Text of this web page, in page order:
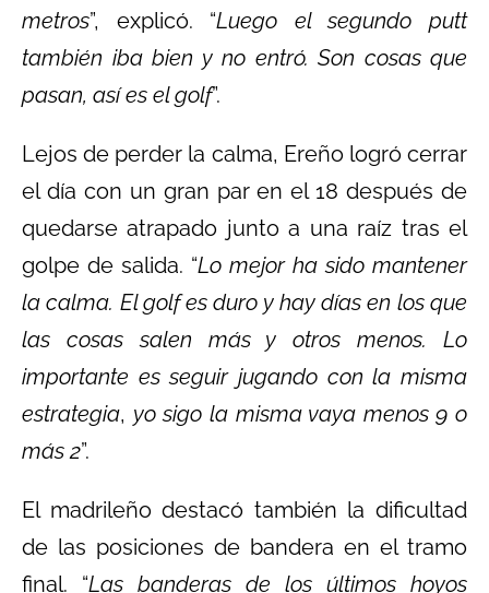
metros”, explicó. “Luego el segundo putt
también iba bien y no entró. Son cosas que
pasan, así es el golf”.
Lejos de perder la calma, Ereño logró cerrar
el día con un gran par en el 18 después de
quedarse atrapado junto a una raíz tras el
golpe de salida. “Lo mejor ha sido mantener
la calma. El golf es duro y hay días en los que
las cosas salen más y otros menos. Lo
importante es seguir jugando con la misma
estrategia, yo sigo la misma vaya menos 9 o
más 2”.
El madrileño destacó también la dificultad
de las posiciones de bandera en el tramo
final. “Las banderas de los últimos hoyos